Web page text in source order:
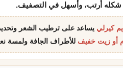
شكله أرتب، وأسهل في التصفيف.
كيرلي يساعد على ترطيب الشعر
أو زيت خفيف للأطراف الجافة ولمسة